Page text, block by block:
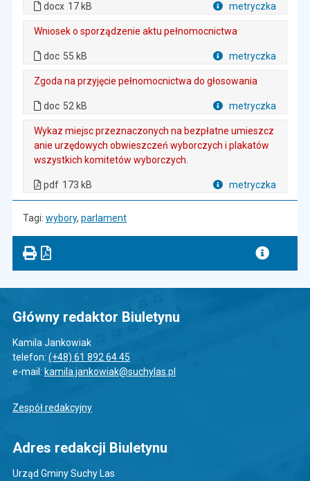
docx 17 kB metryczka
Wniosek o sporządzenie aktu pełnomocnictwa
doc 55 kB metryczka
Zgoda na przyjęcie pełnomocnictwa do głosowania
doc 52 kB metryczka
Wykaz miejsc przeznaczonych na bezpłatne umieszcz
anie urzędowych obwieszczeń wyborczych i plakatów
wszystkich komitetów wyborczych.
pdf 173 kB metryczka
Tagi: wybory, parlament
Główny redaktor Biuletynu
Kamila Jankowiak
telefon: (+48) 61 892 64 45
e-mail: kamila.jankowiak@suchylas.pl
Zespół redakcyjny
Adres redakcji Biuletynu
Urząd Gminy Suchy Las